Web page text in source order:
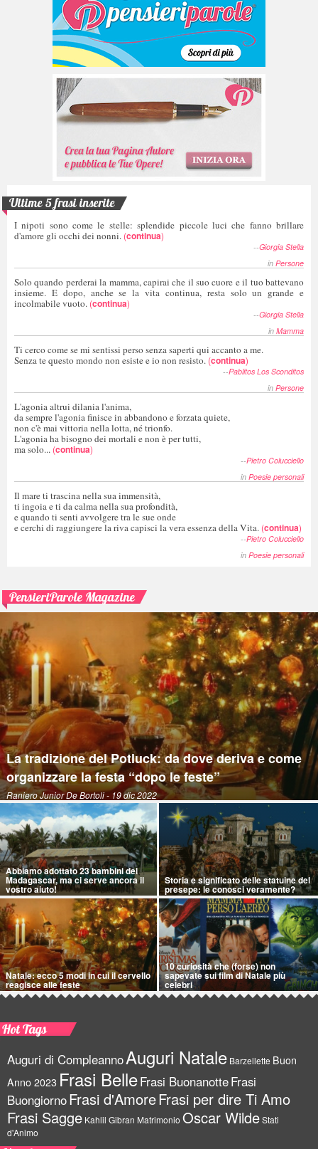
Ultime 5 frasi inserite
I nipoti sono come le stelle: splendide piccole luci che fanno brillare
d'amore gli occhi dei nonni. (continua)
--Giorgia Stella
in Persone
Solo quando perderai la mamma, capirai che il suo cuore e il tuo battevano
insieme. E dopo, anche se la vita continua, resta solo un grande e
incolmabile vuoto. (continua)
--Giorgia Stella
in Mamma
Ti cerco come se mi sentissi perso senza saperti qui accanto a me.
Senza te questo mondo non esiste e io non resisto. (continua)
--Pablitos Los Sconditos
in Persone
L'agonia altrui dilania l'anima,
da sempre l'agonia finisce in abbandono e forzata quiete,
non c'è mai vittoria nella lotta, né trionfo.
L'agonia ha bisogno dei mortali e non è per tutti,
ma solo... (continua)
--Pietro Colucciello
in Poesie personali
Il mare ti trascina nella sua immensità,
ti ingoia e ti da calma nella sua profondità,
e quando ti senti avvolgere tra le sue onde
e cerchi di raggiungere la riva capisci la vera essenza della Vita. (continua)
--Pietro Colucciello
in Poesie personali
PensieriParole Magazine
La tradizione del Potluck: da dove deriva e come
organizzare la festa “dopo le feste”
Raniero Junior De Bortoli- 19 dic 2022
Abbiamo adottato 23 bambini del
Madagascar, ma ci serve ancora il
vostro aiuto!
Storia e significato delle statuine del
presepe: le conosci veramente?
Natale: ecco 5 modi in cui il cervello
reagisce alle feste
10 curiosità che (forse) non
sapevate sui film di Natale più
celebri
Hot Tags
Auguri di CompleannoAuguri Natale Barzellette Buon
Anno 2023 Frasi BelleFrasi BuonanotteFrasi
BuongiornoFrasi d'AmoreFrasi per dire Ti Amo
Frasi Sagge Kahlil Gibran Matrimonio Oscar WildeStati
d'Animo